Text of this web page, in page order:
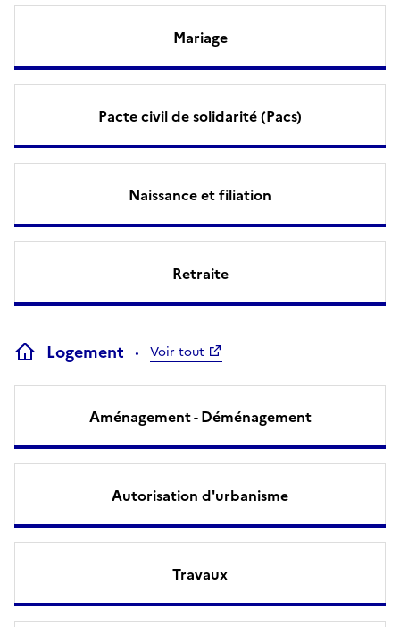
Mariage
Pacte civil de solidarité (Pacs)
Naissance et filiation
Retraite
Logement Voir tout
Aménagement - Déménagement
Autorisation d'urbanisme
Travaux